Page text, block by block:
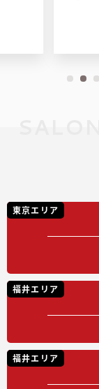
東京エリア
福井エリア
福井エリア